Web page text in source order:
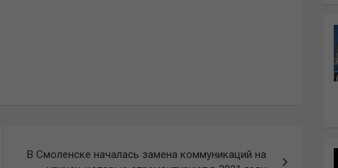
В Смоленске началась замена коммуникаций на